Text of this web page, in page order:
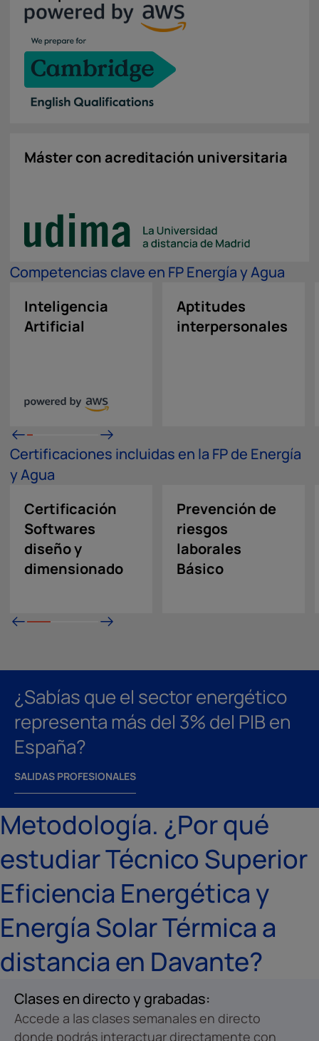
Máster con acreditación universitaria
Competencias clave en FP Energía y Agua
Inteligencia
Artificial
Aptitudes
interpersonales
Certificaciones incluidas en la FP de Energía
y Agua
Certificación
Softwares
diseño y
dimensionado
Prevención de
riesgos
laborales
Básico
¿Sabías que el sector energético
representa más del 3% del PIB en
España?
SALIDAS PROFESIONALES
Metodología. ¿Por qué
estudiar Técnico Superior
Eficiencia Energética y
Energía Solar Térmica a
distancia en Davante?
Clases en directo y grabadas:
Accede a las clases semanales en directo
donde podrás interactuar directamente con